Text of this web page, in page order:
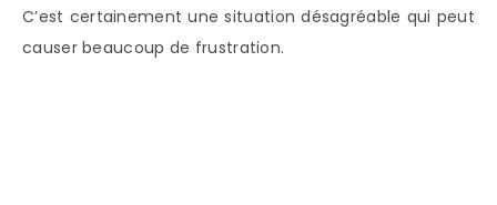
C’est certainement une situation désagréable qui peut
causer beaucoup de frustration.